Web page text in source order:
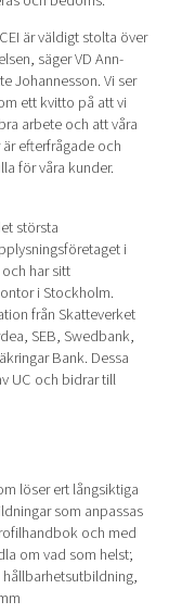
är väldigt stolta över
säger VD Ann-
Johannesson. Vi ser
ett kvitto på att vi
arbete och att våra
efterfrågade och
för våra kunder.
största
i
har sitt
i Stockholm.
från Skatteverket
SEB, Swedbank,
Bank. Dessa
UC och bidrar till
löser ert långsiktiga
som anpassas
och med
om vad som helst;